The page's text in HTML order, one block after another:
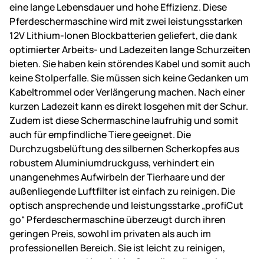
eine lange Lebensdauer und hohe Effizienz. Diese
Pferdeschermaschine wird mit zwei leistungsstarken
12V Lithium-Ionen Blockbatterien geliefert, die dank
optimierter Arbeits- und Ladezeiten lange Schurzeiten
bieten. Sie haben kein störendes Kabel und somit auch
keine Stolperfalle. Sie müssen sich keine Gedanken um
Kabeltrommel oder Verlängerung machen. Nach einer
kurzen Ladezeit kann es direkt losgehen mit der Schur.
Zudem ist diese Schermaschine laufruhig und somit
auch für empfindliche Tiere geeignet. Die
Durchzugsbelüftung des silbernen Scherkopfes aus
robustem Aluminiumdruckguss, verhindert ein
unangenehmes Aufwirbeln der Tierhaare und der
außenliegende Luftfilter ist einfach zu reinigen. Die
optisch ansprechende und leistungsstarke „profiCut
go“ Pferdeschermaschine überzeugt durch ihren
geringen Preis, sowohl im privaten als auch im
professionellen Bereich. Sie ist leicht zu reinigen,